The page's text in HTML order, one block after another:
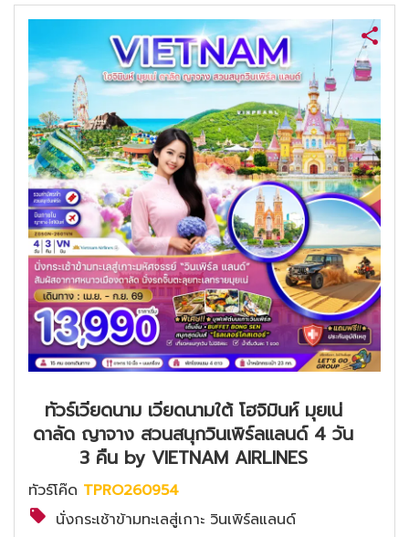
ค้นหาทัวร์
ทัวร์เวียดนาม เวียดนามใต้ โฮจิมินห์ มุยเน่
ดาลัด ญาจาง สวนสนุกวินเพิร์ลแลนด์ 4 วัน
3 คืน by VIETNAM AIRLINES
ทัวร์โค๊ด TPRO260954
นั่งกระเช้าข้ามทะเลสู่เกาะ วินเพิร์ลแลนด์